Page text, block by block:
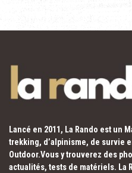
Lancé en 2011, La Rando est un
trekking, d’alpinisme, de survie
Outdoor.Vous y trouverez des
actualités, tests de matériels. La